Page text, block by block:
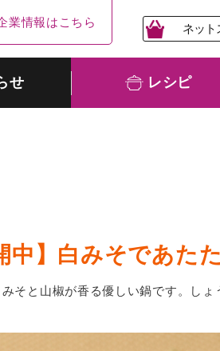
業情報はこちら ネット
せ レシピ
中】白みそであた
そと山椒が香る優しい鍋です。しょ